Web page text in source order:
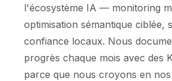
l'écosystème IA — monitoring
optimisation sémantique ciblée,
confiance locaux. Nous
progrès chaque mois avec des
parce que nous croyons en